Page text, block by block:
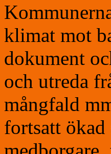
klimat mot
dokument
och utreda
mångfald
fortsatt